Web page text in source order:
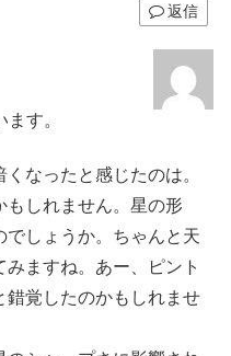
返信
す。
なったと感じたのは。
もしれません。星の形
でしょうか。ちゃんと天
ますね。あー、ピント
錯覚したのかもしれませ